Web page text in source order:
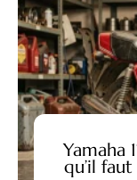
Yamaha
qu’il